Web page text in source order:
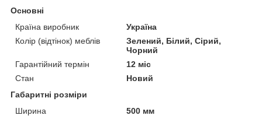
Основні
Країна виробник
Україна
Колір (відтінок) меблів
Зелений, Білий, Сірий,
Чорний
Гарантійний термін
12 міс
Стан
Новий
Габаритні розміри
Ширина
500 мм